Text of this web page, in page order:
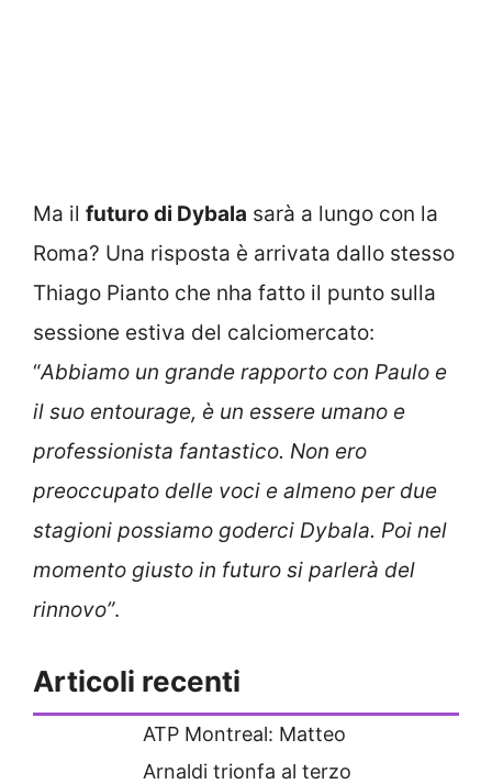
Ma il futuro di Dybala sarà a lungo con la
Roma? Una risposta è arrivata dallo stesso
Thiago Pianto che nha fatto il punto sulla
sessione estiva del calciomercato:
“Abbiamo un grande rapporto con Paulo e
il suo entourage, è un essere umano e
professionista fantastico. Non ero
preoccupato delle voci e almeno per due
stagioni possiamo goderci Dybala. Poi nel
momento giusto in futuro si parlerà del
rinnovo”.
Articoli recenti
ATP Montreal: Matteo
Arnaldi trionfa al terzo